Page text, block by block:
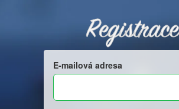
Registrace
E-mailová adresa